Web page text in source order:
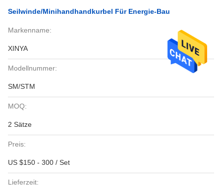
Seilwinde/Minihandhandkurbel Für Energie-Bau
Markenname:
XINYA
Modellnummer:
SM/STM
MOQ:
2 Sätze
Preis:
US $150 - 300 / Set
Lieferzeit: